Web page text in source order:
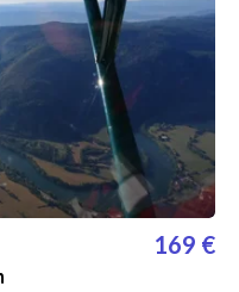
169 €